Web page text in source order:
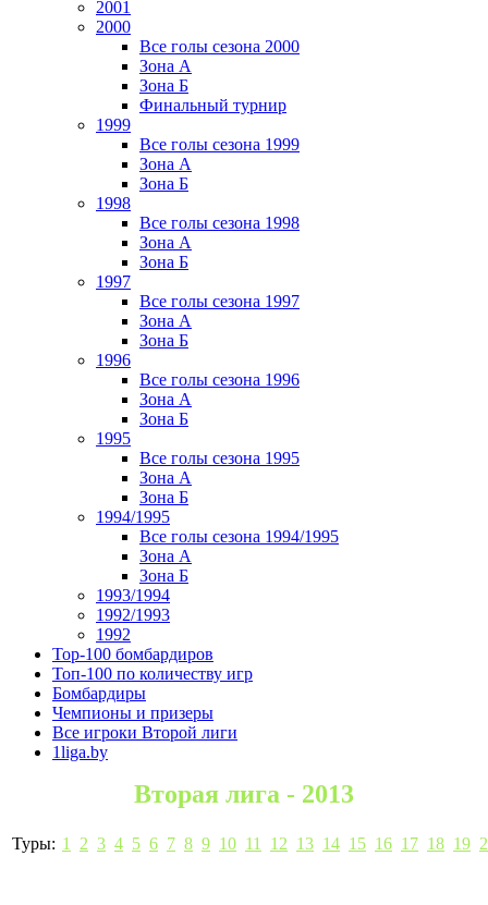
2001
2000
Все голы сезона 2000
Зона А
Зона Б
Финальный турнир
1999
Все голы сезона 1999
Зона А
Зона Б
1998
Все голы сезона 1998
Зона А
Зона Б
1997
Все голы сезона 1997
Зона А
Зона Б
1996
Все голы сезона 1996
Зона А
Зона Б
1995
Все голы сезона 1995
Зона А
Зона Б
1994/1995
Все голы сезона 1994/1995
Зона А
Зона Б
1993/1994
1992/1993
1992
Top-100 бомбардиров
Топ-100 по количеству игр
Бомбардиры
Чемпионы и призеры
Все игроки Второй лиги
1liga.by
Вторая лига - 2013
Туры: 1 2 3 4 5 6 7 8 9 10 11 12 13 14 15 16 17 18 19